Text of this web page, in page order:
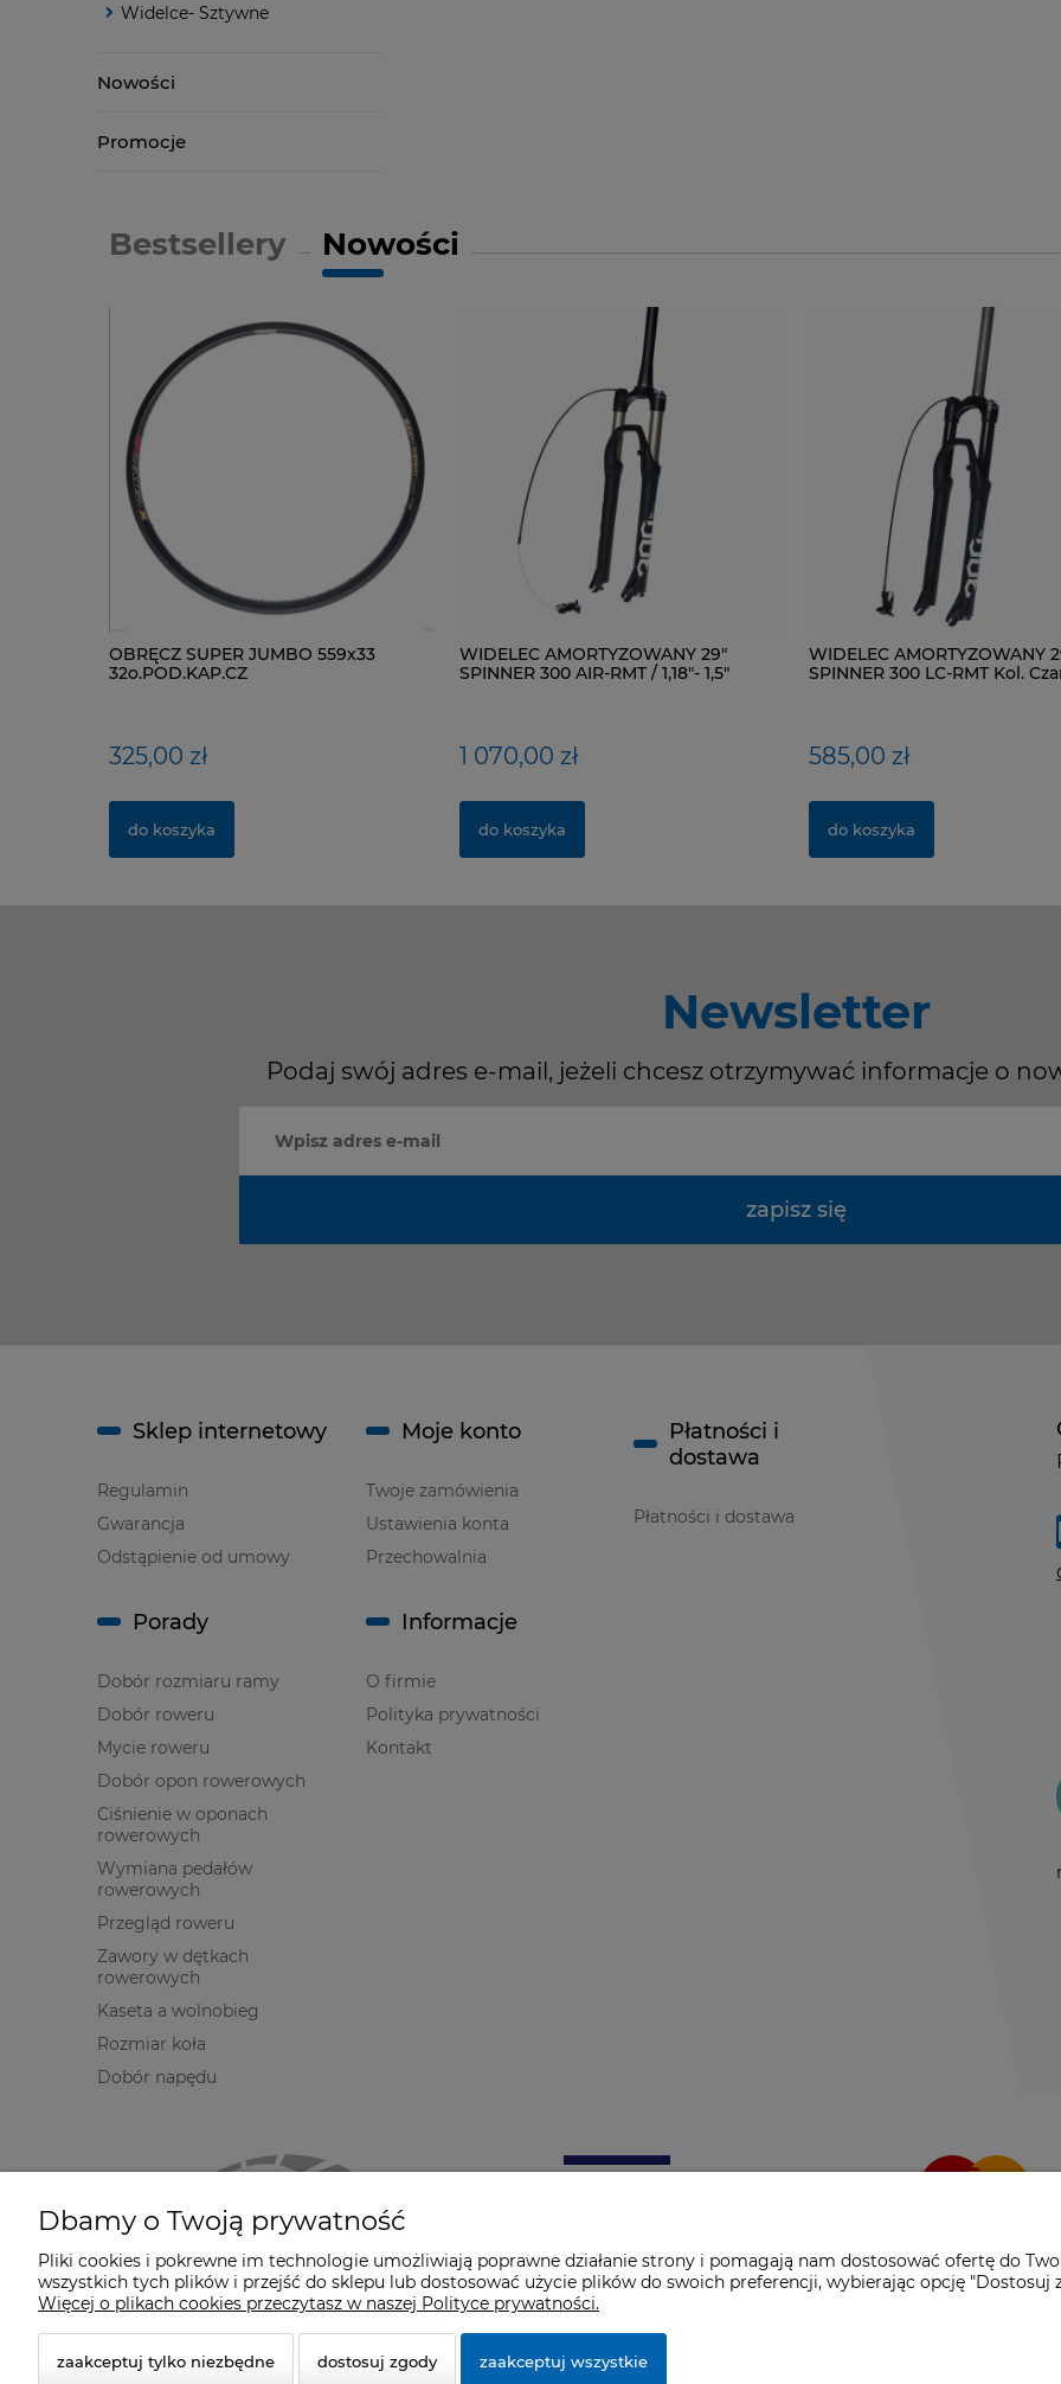
Widelce- Sztywne
Nowości
Promocje
Nowości
Bestsellery
OBRĘCZ SUPER JUMBO 559x33
32o.POD.KAP.CZ
325,00 zł
do koszyka
WIDELEC AMORTYZOWANY 29"
SPINNER 300 AIR-RMT / 1,18"- 1,5"
1 070,00 zł
do koszyka
WIDELEC AMORTYZOWANY
SPINNER 300 LC-RMT Kol.
585,00 zł
do koszyka
Newsletter
Podaj swój adres e-mail, jeżeli chcesz otrzymywać informacje o
zapisz się
Sklep internetowy
Regulamin
Gwarancja
Odstąpienie od umowy
Moje konto
Twoje zamówienia
Ustawienia konta
Przechowalnia
Płatności i
dostawa
Płatności i dostawa
Porady
Dobór rozmiaru ramy
Dobór roweru
Mycie roweru
Dobór opon rowerowych
Ciśnienie w oponach
rowerowych
Wymiana pedałów
rowerowych
Przegląd roweru
Zawory w dętkach
rowerowych
Kaseta a wolnobieg
Rozmiar koła
Dobór napędu
Informacje
O firmie
Polityka prywatności
Kontakt
Dbamy o Twoją prywatność
Pliki cookies i pokrewne im technologie umożliwiają poprawne działanie strony i pomagają nam dostosować ofertę do
wszystkich tych plików i przejść do sklepu lub dostosować użycie plików do swoich preferencji, wybierając opcję "Dostosuj
Więcej o plikach cookies przeczytasz w naszej Polityce prywatności.
zaakceptuj tylko niezbędne dostosuj zgody zaakceptuj wszystkie